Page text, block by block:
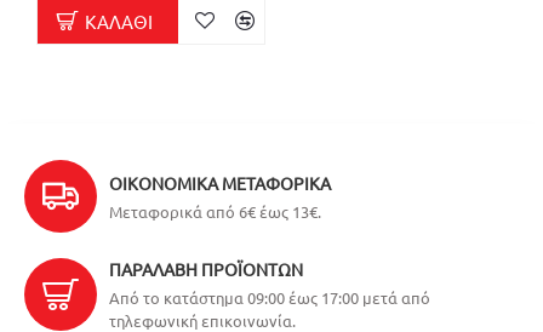
ΚΑΛΆΘΙ
ΟΙΚΟΝΟΜΙΚΆ ΜΕΤΑΦΟΡΙΚΆ
Μεταφορικά από 6€ έως 13€.
ΠΑΡΑΛΑΒΉ ΠΡΟΪΌΝΤΩΝ
Από το κατάστημα 09:00 έως 17:00 μετά από
τηλεφωνική επικοινωνία.